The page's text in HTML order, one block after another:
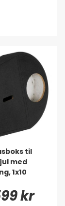
til
med
1x10
kr